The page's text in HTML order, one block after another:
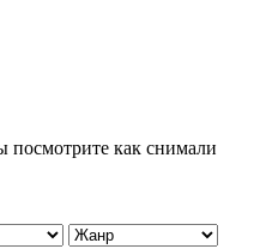
посмотрите как снимали